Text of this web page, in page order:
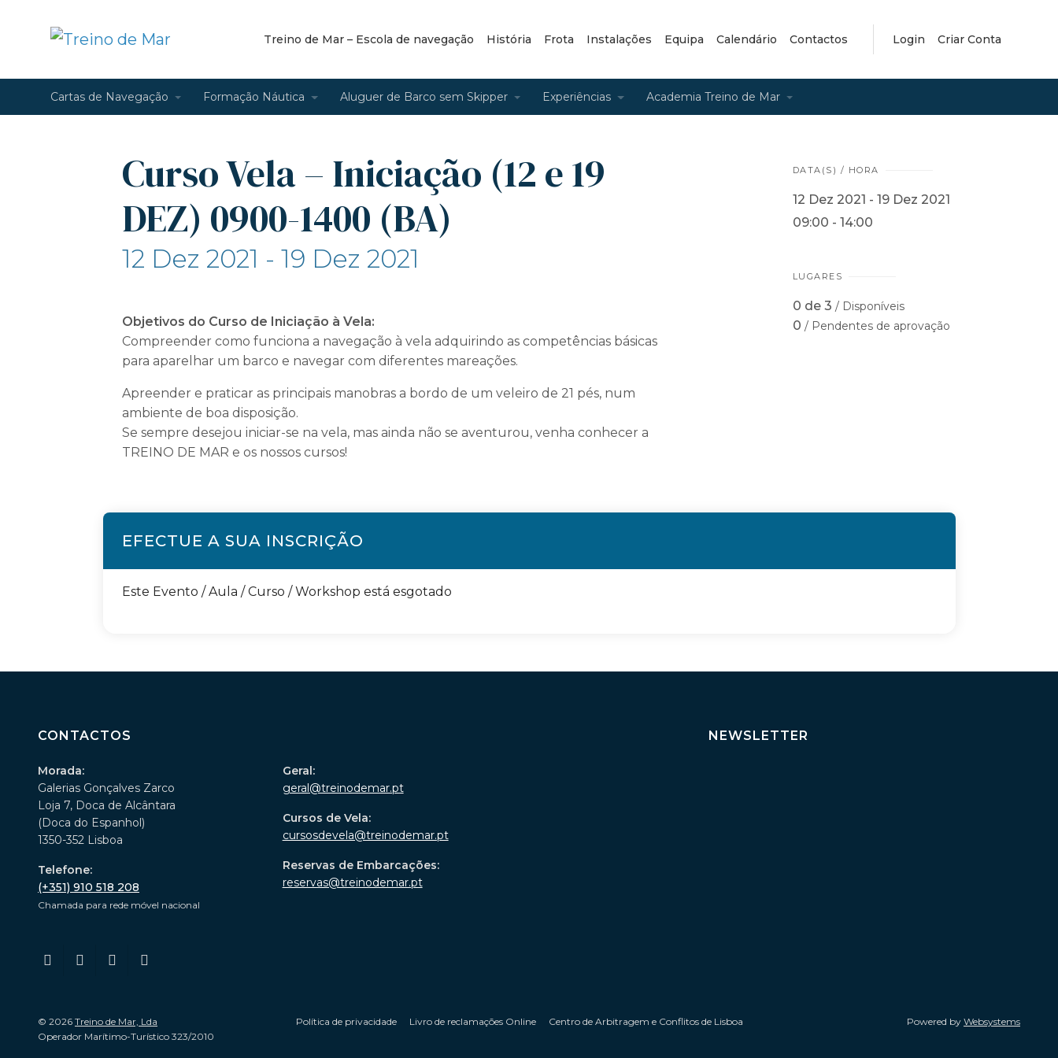
Treino de Mar – Escola de navegação História Frota Instalações Equipa Calendário Contactos Login Criar Conta
Cartas de Navegação Formação Náutica Aluguer de Barco sem Skipper Experiências Academia Treino de Mar
Curso Vela – Iniciação (12 e 19
DEZ) 0900-1400 (BA)
12 Dez 2021 - 19 Dez 2021
Objetivos do Curso de Iniciação à Vela:
Compreender como funciona a navegação à vela adquirindo as competências básicas
para aparelhar um barco e navegar com diferentes mareações.
Apreender e praticar as principais manobras a bordo de um veleiro de 21 pés, num
ambiente de boa disposição.
Se sempre desejou iniciar-se na vela, mas ainda não se aventurou, venha conhecer a
TREINO DE MAR e os nossos cursos!
DATA(S) / HORA
12 Dez 2021 - 19 Dez 2021
09:00 - 14:00
LUGARES
0 de 3 / Disponíveis
0 / Pendentes de aprovação
EFECTUE A SUA INSCRIÇÃO
Este Evento / Aula / Curso / Workshop está esgotado
CONTACTOS
Morada:
Galerias Gonçalves Zarco
Loja 7, Doca de Alcântara
(Doca do Espanhol)
1350-352 Lisboa
Telefone:
(+351) 910 518 208
Chamada para rede móvel nacional
Geral:
geral@treinodemar.pt
Cursos de Vela:
cursosdevela@treinodemar.pt
Reservas de Embarcações:
reservas@treinodemar.pt
NEWSLETTER
© 2026 Treino de Mar, Lda
Operador Marítimo-Turístico 323/2010
Política de privacidade Livro de reclamações Online Centro de Arbitragem e Conflitos de Lisboa Powered by Websystems